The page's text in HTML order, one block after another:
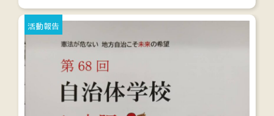
活動報告